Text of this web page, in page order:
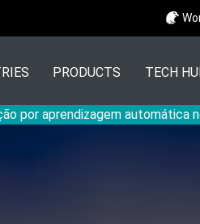
por aprendizagem automática
PRODUCTS TECH